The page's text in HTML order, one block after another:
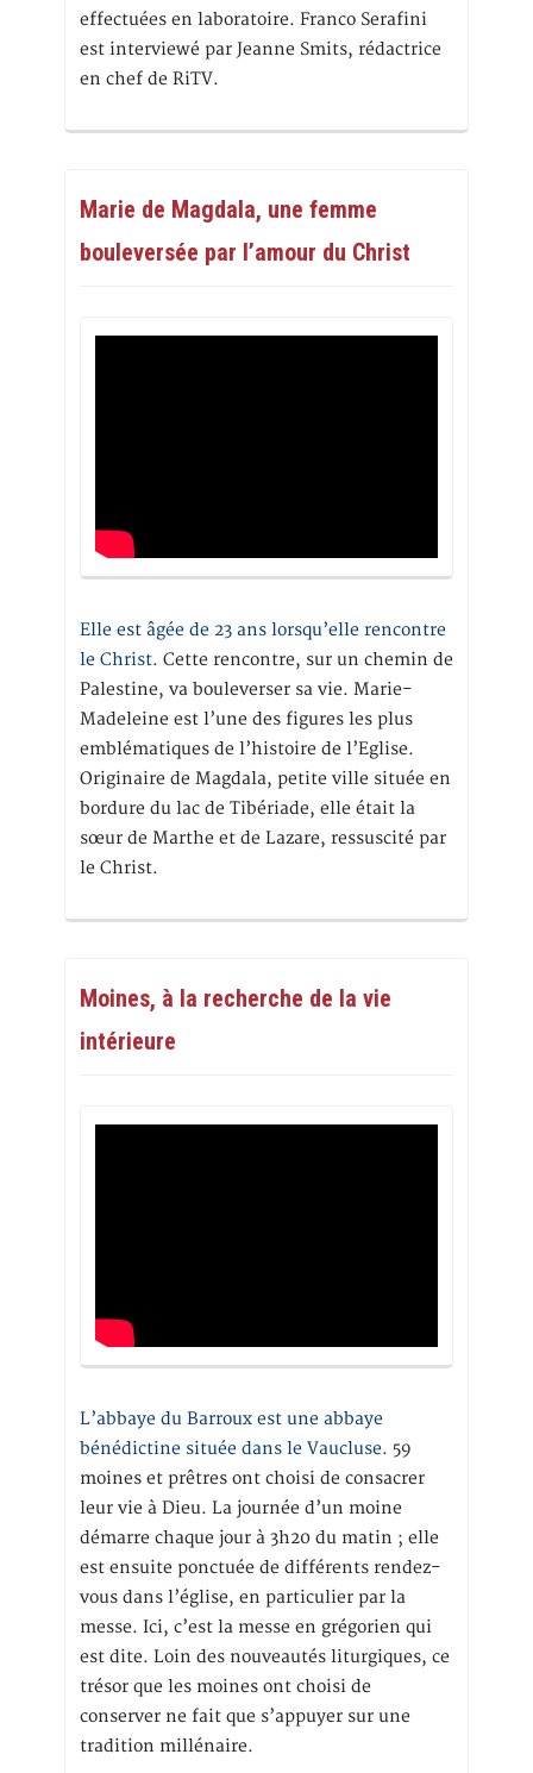
effectuées en laboratoire. Franco Serafini
est interviewé par Jeanne Smits, rédactrice
en chef de RiTV.
Marie de Magdala, une femme
bouleversée par l’amour du Christ
Elle est âgée de 23 ans lorsqu’elle rencontre
le Christ. Cette rencontre, sur un chemin de
Palestine, va bouleverser sa vie. Marie-
Madeleine est l’une des figures les plus
emblématiques de l’histoire de l’Eglise.
Originaire de Magdala, petite ville située en
bordure du lac de Tibériade, elle était la
sœur de Marthe et de Lazare, ressuscité par
le Christ.
Moines, à la recherche de la vie
intérieure
L’abbaye du Barroux est une abbaye
bénédictine située dans le Vaucluse. 59
moines et prêtres ont choisi de consacrer
leur vie à Dieu. La journée d’un moine
démarre chaque jour à 3h20 du matin ; elle
est ensuite ponctuée de différents rendez-
vous dans l’église, en particulier par la
messe. Ici, c’est la messe en grégorien qui
est dite. Loin des nouveautés liturgiques, ce
trésor que les moines ont choisi de
conserver ne fait que s’appuyer sur une
tradition millénaire.